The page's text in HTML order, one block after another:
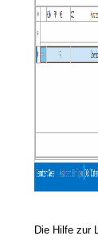
Die Hilfe zur